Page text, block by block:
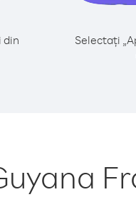
din
Selectați